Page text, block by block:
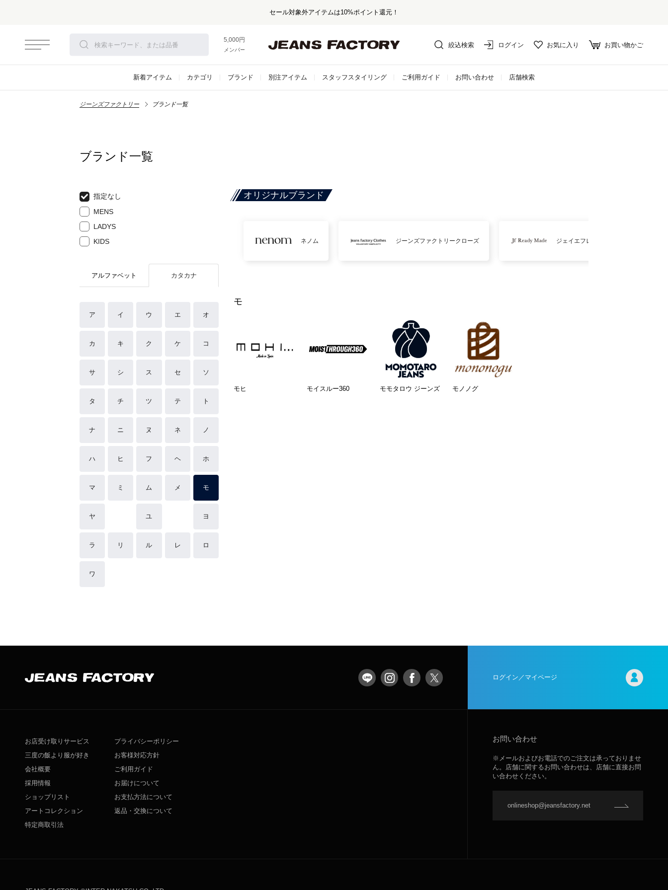
セール対象外アイテムは10%ポイント還元！
5,000円以上お買い上げで送料無料！
メンバー登録でお得な情報をゲット。さらに詳しく
絞込検索 ログイン お気に入り お買い物かご
新着アイテム カテゴリ ブランド 別注アイテム スタッフスタイリング ご利用ガイド お問い合わせ 店舗検索
ジーンズファクトリー ブランド一覧
ブランド一覧
指定なし
MENS
LADYS
KIDS
アルファベット カタカナ
ア イ ウ エ オ
カ キ ク ケ コ
サ シ ス セ ソ
タ チ ツ テ ト
ナ ニ ヌ ネ ノ
ハ ヒ フ ヘ ホ
マ ミ ム メ モ
ヤ ユ ヨ
ラ リ ル レ ロ
ワ
オリジナルブランド
ネノム ジーンズファクトリークローズ ジェイエフレディメイド
モ
モヒ モイスルー360 モモタロウ ジーンズ モノノグ
ログイン／マイページ
お店受け取りサービス
三度の飯より服が好き
会社概要
採用情報
ショップリスト
アートコレクション
特定商取引法
プライバシーポリシー
お客様対応方針
ご利用ガイド
お届けについて
お支払方法について
返品・交換について
お問い合わせ
※メールおよびお電話でのご注文は承っておりませ
ん。店舗に関するお問い合わせは、店舗に直接お問
い合わせください。
onlineshop@jeansfactory.net